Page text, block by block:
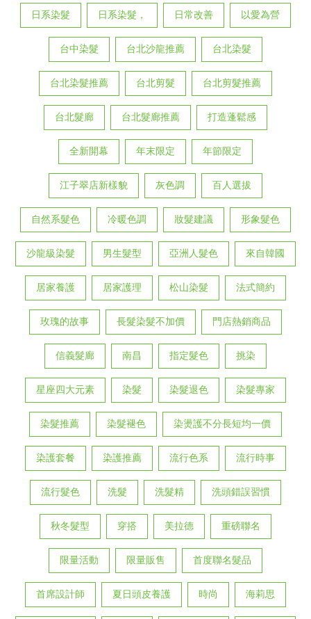
日系染髮 日系染髮， 日常改善 以愛為營
台中染髮 台北沙龍推薦 台北染髮
台北染髮推薦 台北剪髮 台北剪髮推薦
台北髮廊 台北髮廊推薦 打造蓬鬆感
全新開幕 年末限定 年節限定
江子翠店新樣貌 灰色調 百人選拔
自然系髮色 冷暖色調 妝髮建議 形象髮色
沙龍級染髮 男生髮型 亞洲人髮色 來自韓國
居家養護 居家護理 松山染髮 法式簡約
玫瑰的故事 長髮染髮不加價 門店熱銷商品
信義髮廊 南昌 指定髮色 挑染
星座四大元素 染髮 染髮退色 染髮專家
染髮推薦 染髮褪色 染燙護不分長短均一價
染護套餐 染護推薦 流行色系 流行時事
流行髮色 洗髮 洗髮精 洗頭錯誤習慣
秋冬髮型 穿搭 美拉德 重磅聯名
限量活動 限量販售 首度聯名髮品
首席設計師 夏日頭皮養護 時尚 海莉思